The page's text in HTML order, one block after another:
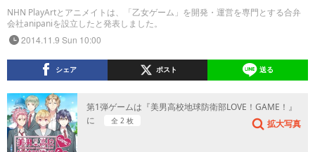
NHN PlayArtとアニメイトは、「乙女ゲーム」を開発・運営を専門とする合弁
会社anipaniを設立したと発表しました。
2014.11.9 Sun 10:00
シェア ポスト 送る
第1弾ゲームは『美男高校地球防衛部LOVE！GAME！』
に
全 2 枚 拡大写真